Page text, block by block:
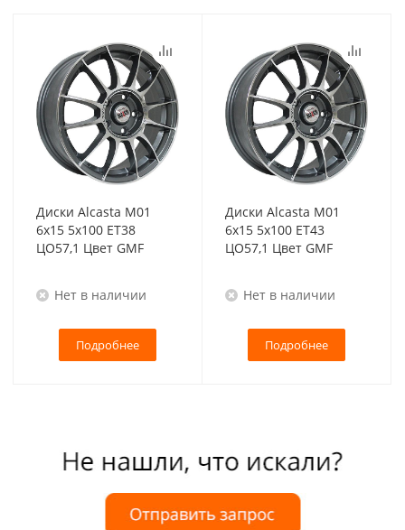
Диски Alcasta M01
6x15 5x100 ET38
ЦО57,1 Цвет GMF
Нет в наличии
Подробнее
Диски Alcasta M01
6x15 5x100 ET43
ЦО57,1 Цвет GMF
Нет в наличии
Подробнее